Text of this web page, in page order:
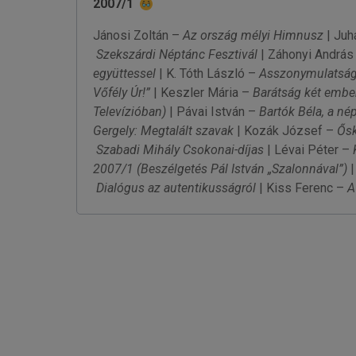
2007/1
Jánosi Zoltán – Az ország mélyi Himnusz|
Szekszárdi Néptánc Fesztivál| Záhonyi András
együttessel| K. Tóth László – Asszonymulatság
Vőfély Úr!”| Keszler Mária – Barátság két
Televízióban)| Pávai István – Bartók Béla, a
Gergely: Megtalált szavak| Kozák József –
Szabadi Mihály Csokonai-díjas | Lévai Péter –
2007/1 (Beszélgetés Pál István „Szalonnával”)|
Dialógus az autentikusságról| Kiss Ferenc –